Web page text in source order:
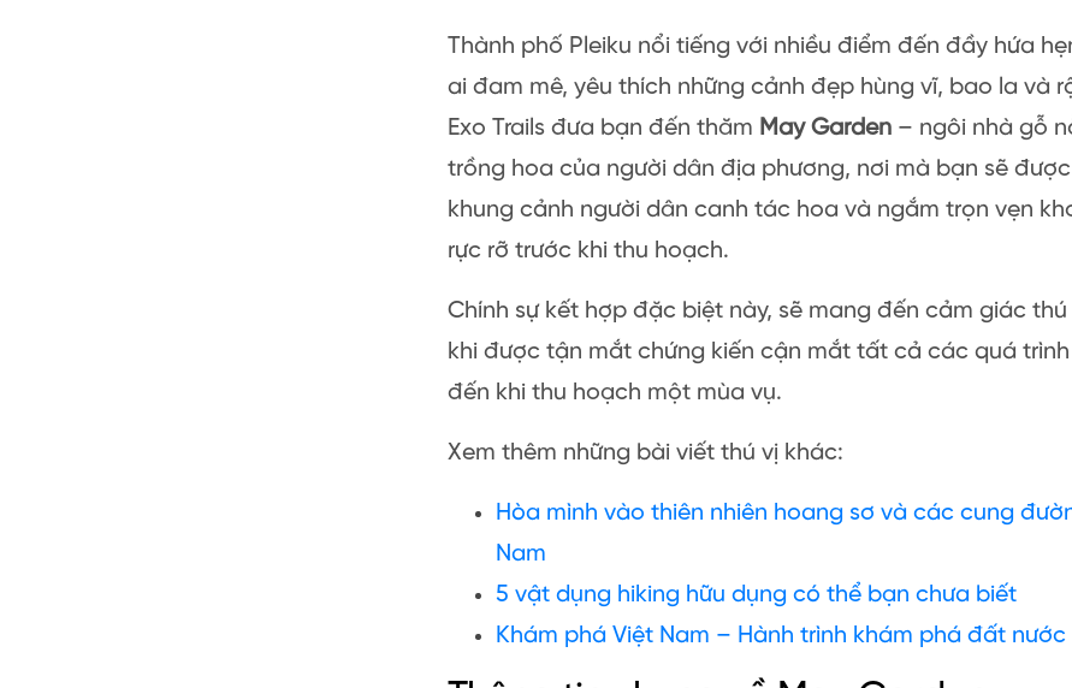
Thành phố Pleiku nổi tiếng với nhiều điểm đến đầy hứa
ai đam mê, yêu thích những cảnh đẹp hùng vĩ, bao la và
Exo Trails đưa bạn đến thăm May Garden – ngôi nhà gỗ
trồng hoa của người dân địa phương, nơi mà bạn sẽ
khung cảnh người dân canh tác hoa và ngắm trọn vẹn
rực rỡ trước khi thu hoạch.
Chính sự kết hợp đặc biệt này, sẽ mang đến cảm giác
khi được tận mắt chứng kiến cận mắt tất cả các quá
đến khi thu hoạch một mùa vụ.
Xem thêm những bài viết thú vị khác:
Hòa mình vào thiên nhiên hoang sơ và các cung
Nam
5 vật dụng hiking hữu dụng có thể bạn chưa biết
Khám phá Việt Nam – Hành trình khám phá đất nước